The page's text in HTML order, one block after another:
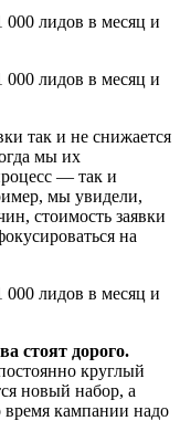
так и не снижается
мы их
— так и
мы увидели,
стоимость заявки
на
стоят дорого.
круглый
новый набор, а
кампании надо